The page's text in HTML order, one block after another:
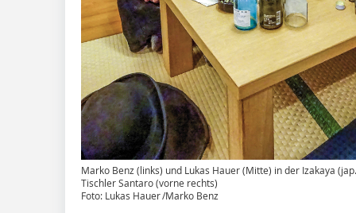
Marko Benz (links) und Lukas Hauer (Mitte) in der Izakaya
Tischler Santaro (vorne rechts)
Foto: Lukas Hauer /Marko Benz